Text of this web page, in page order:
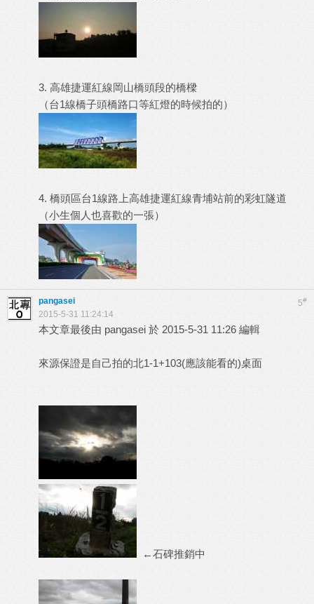
3. 高雄捷運紅線岡山橋頭段的橋樑
（台1線橋子頭橋路口等紅燈的時候拍的）
4. 橋頭區台1線路上高雄捷運紅線青埔站前的彩虹隧道
（小生個人也喜歡的一張）
5#
pangasei
2015-5-31 11:24:14
本文章最後由 pangasei 於 2015-5-31 11:26 編輯
來源保證是自己拍的北1-1+103(應該能看的)桌面
←石碑推銷中